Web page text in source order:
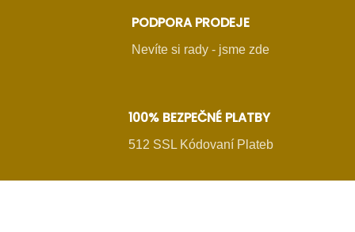
PODPORA PRODEJE
Nevíte si rady - jsme zde
100% BEZPEČNÉ PLATBY
512 SSL Kódovaní Plateb